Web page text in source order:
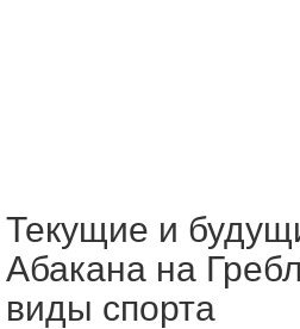
Текущие и
Абакана на
виды спорта